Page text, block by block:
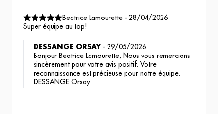
Beatrice Lamourette - 28/04/2026
Super équipe au top!
DESSANGE ORSAY - 29/05/2026
Bonjour Beatrice Lamourette, Nous vous remercions
sincèrement pour votre avis positif. Votre
reconnaissance est précieuse pour notre équipe.
DESSANGE Orsay